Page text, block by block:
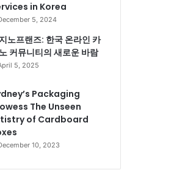
in Korea
5, 2024
노프랜즈: 한국 온라인 카
커뮤니티의 새로운 바람
5, 2025
Packaging
The Unseen
of Cardboard
10, 2023